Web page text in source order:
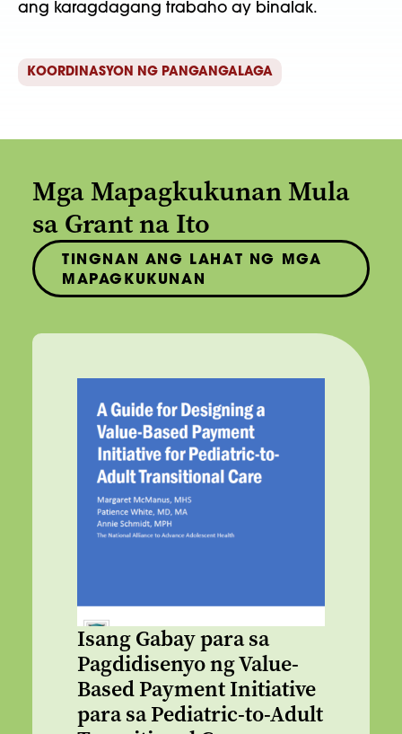
ang karagdagang trabaho ay binalak.
KOORDINASYON NG PANGANGALAGA
Mga Mapagkukunan Mula
sa Grant na Ito
TINGNAN ANG LAHAT NG MGA
MAPAGKUKUNAN
Isang Gabay para sa
Pagdidisenyo ng Value-
Based Payment Initiative
para sa Pediatric-to-Adult